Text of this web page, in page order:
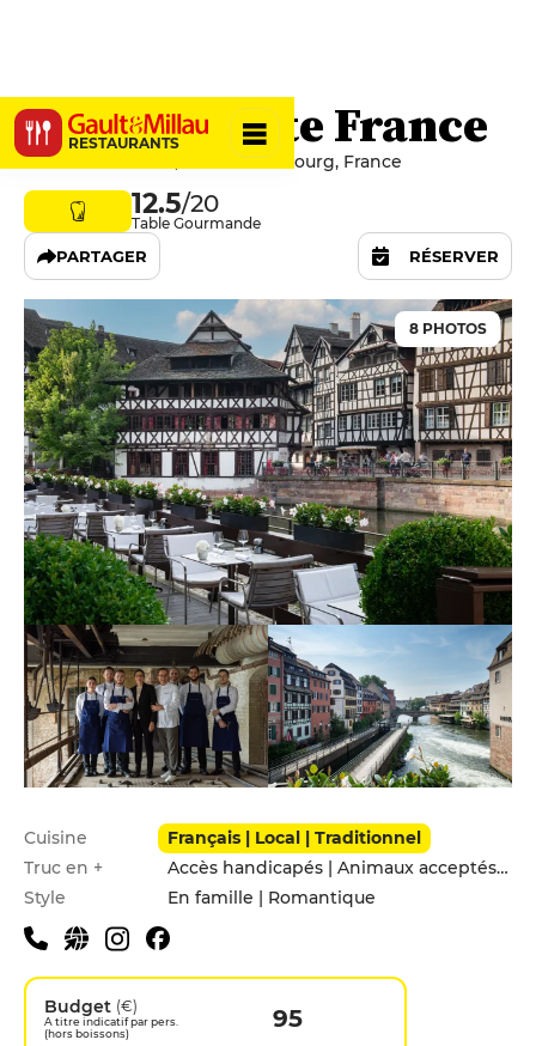
RESTAURANTS
Régent Petite France
5 rue des Moulins, 67000 Strasbourg, France
12.5/20
Table Gourmande
PARTAGER RÉSERVER
8 PHOTOS
Infos pratiques
Cuisine
Français | Local | Traditionnel
Truc en +
Accès handicapés | Animaux acceptés | Terrasse
Style
En famille | Romantique
Budget (€)
A titre indicatif par pers.
(hors boissons)
95